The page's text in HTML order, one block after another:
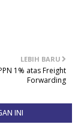
LEBIH BARU
1% atas Freight
Forwarding
INI